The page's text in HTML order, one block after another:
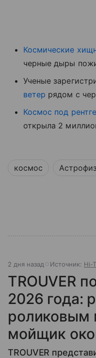
Космические
черные дыры
Ученые
ветер рядом с
Космос под
открыла 2
космос
2 дня назад Источник: Hi-
TROUVER
2026 года:
роликовым
мойщик
TROUVER